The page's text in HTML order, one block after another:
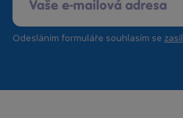
Odesláním formuláře souhlasím se